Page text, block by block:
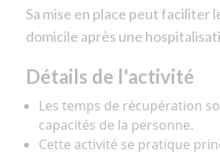
Sa mise en place peut faciliter
domicile après une
Détails de l'activité
Les temps de récupération
capacités de la personne.
Cette activité se pratique